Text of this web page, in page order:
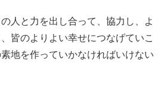
人と力を出し合って、協力し、よ
皆のよりよい幸せにつなげていこ
地を作っていかなければいけない